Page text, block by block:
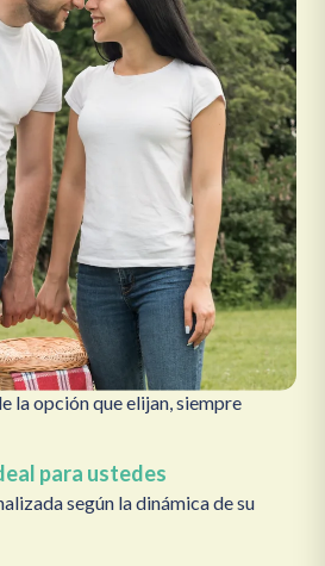
la opción que elijan, siempre
para ustedes
según la dinámica de su